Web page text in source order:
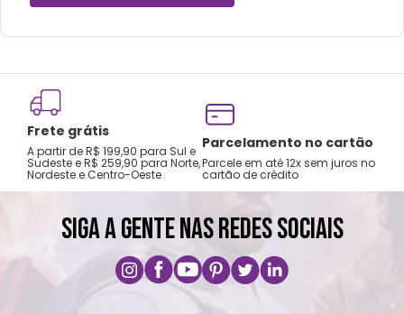
secadora.
Temperatura máxima de lavagem 40°.
no
Frete grátis
A partir de R$ 199,90 para Sul e
Sudeste e R$ 259,90 para Norte,
Nordeste e Centro-Oeste
Parcelamento no cartão
Parcele em até 12x sem juros no
cartão de crédito
SIGA A GENTE NAS REDES SOCIAIS